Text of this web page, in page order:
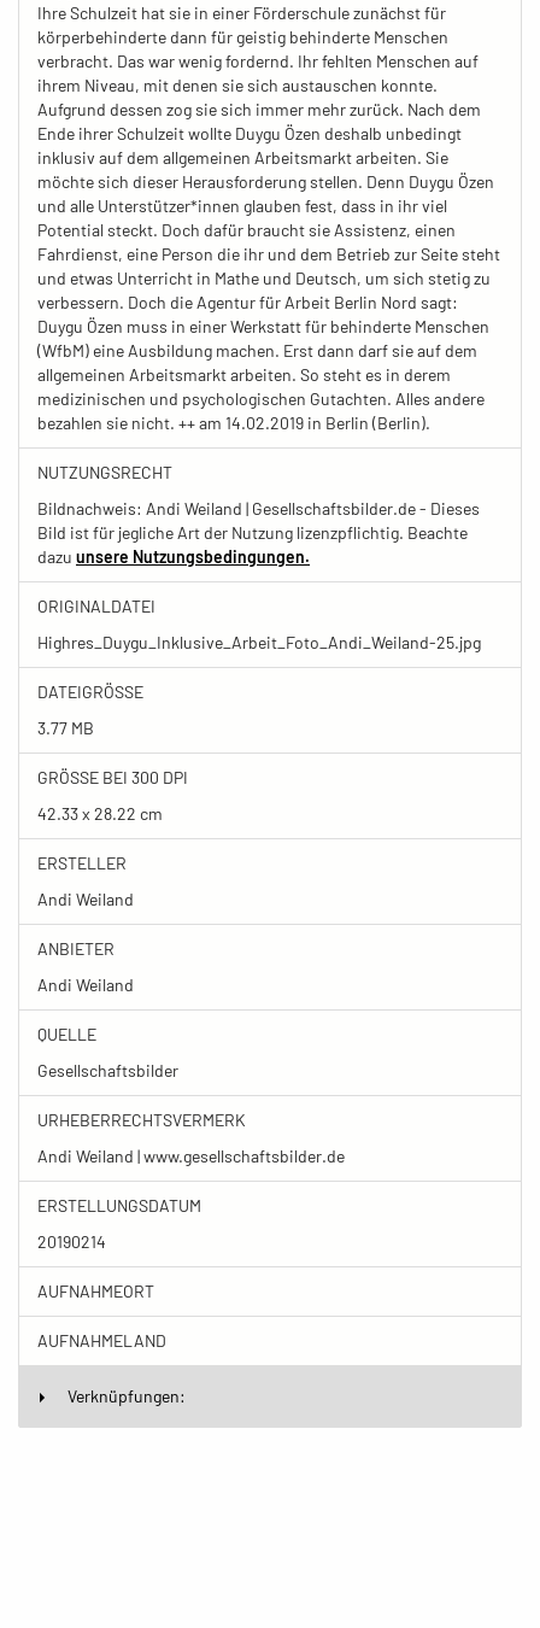
Ihre Schulzeit hat sie in einer Förderschule zunächst für
körperbehinderte dann für geistig behinderte Menschen
verbracht. Das war wenig fordernd. Ihr fehlten Menschen auf
ihrem Niveau, mit denen sie sich austauschen konnte.
Aufgrund dessen zog sie sich immer mehr zurück. Nach dem
Ende ihrer Schulzeit wollte Duygu Özen deshalb unbedingt
inklusiv auf dem allgemeinen Arbeitsmarkt arbeiten. Sie
möchte sich dieser Herausforderung stellen. Denn Duygu Özen
und alle Unterstützer*innen glauben fest, dass in ihr viel
Potential steckt. Doch dafür braucht sie Assistenz, einen
Fahrdienst, eine Person die ihr und dem Betrieb zur Seite steht
und etwas Unterricht in Mathe und Deutsch, um sich stetig zu
verbessern. Doch die Agentur für Arbeit Berlin Nord sagt:
Duygu Özen muss in einer Werkstatt für behinderte Menschen
(WfbM) eine Ausbildung machen. Erst dann darf sie auf dem
allgemeinen Arbeitsmarkt arbeiten. So steht es in derem
medizinischen und psychologischen Gutachten. Alles andere
bezahlen sie nicht. ++ am 14.02.2019 in Berlin (Berlin).
NUTZUNGSRECHT
Bildnachweis: Andi Weiland | Gesellschaftsbilder.de - Dieses
Bild ist für jegliche Art der Nutzung lizenzpflichtig. Beachte
dazu unsere Nutzungsbedingungen.
ORIGINALDATEI
Highres_Duygu_Inklusive_Arbeit_Foto_Andi_Weiland-25.jpg
DATEIGRÖSSE
3.77 MB
GRÖSSE BEI 300 DPI
42.33 x 28.22 cm
ERSTELLER
Andi Weiland
ANBIETER
Andi Weiland
QUELLE
Gesellschaftsbilder
URHEBERRECHTSVERMERK
Andi Weiland | www.gesellschaftsbilder.de
ERSTELLUNGSDATUM
20190214
AUFNAHMEORT
AUFNAHMELAND
Verknüpfungen: